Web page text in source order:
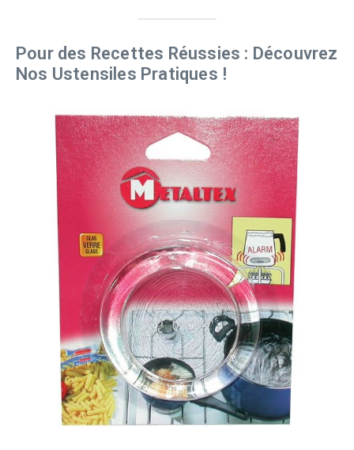
Pour des Recettes Réussies : Découvrez
Nos Ustensiles Pratiques !